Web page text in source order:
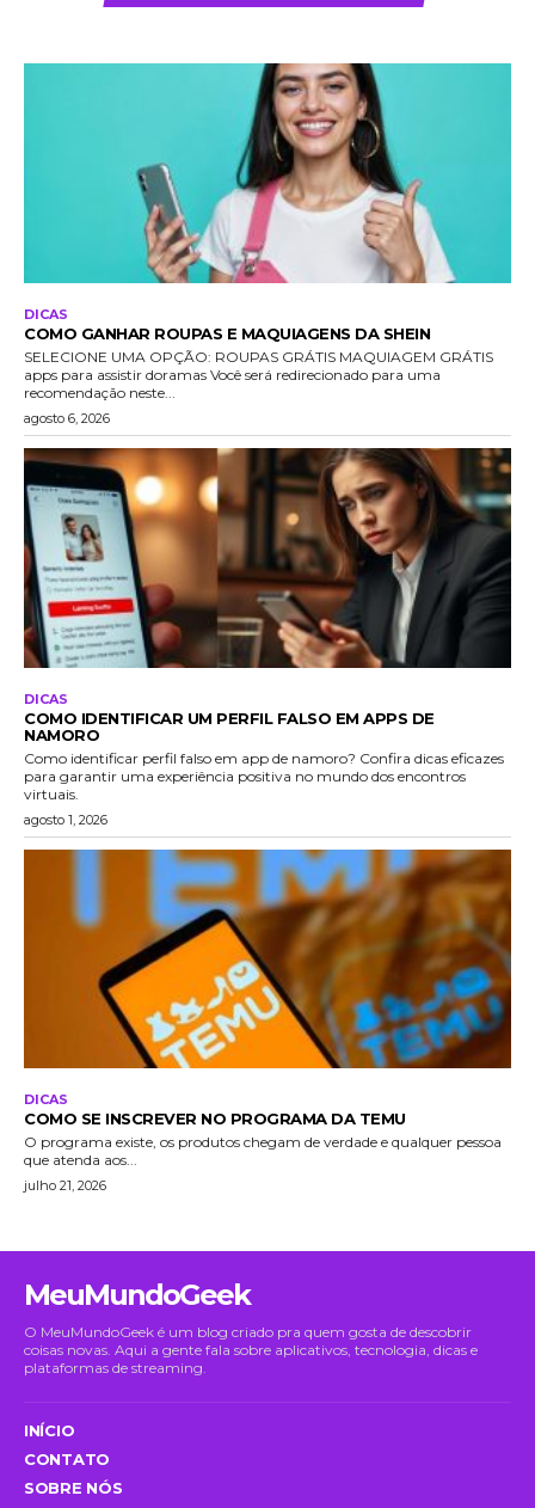
DICAS
COMO GANHAR ROUPAS E MAQUIAGENS DA SHEIN
SELECIONE UMA OPÇÃO: ROUPAS GRÁTIS MAQUIAGEM GRÁTIS
apps para assistir doramas Você será redirecionado para uma
recomendação neste...
agosto 6, 2026
DICAS
COMO IDENTIFICAR UM PERFIL FALSO EM APPS DE
NAMORO
Como identificar perfil falso em app de namoro? Confira dicas eficazes
para garantir uma experiência positiva no mundo dos encontros
virtuais.
agosto 1, 2026
DICAS
COMO SE INSCREVER NO PROGRAMA DA TEMU
O programa existe, os produtos chegam de verdade e qualquer pessoa
que atenda aos...
julho 21, 2026
MeuMundoGeek
O MeuMundoGeek é um blog criado pra quem gosta de descobrir
coisas novas. Aqui a gente fala sobre aplicativos, tecnologia, dicas e
plataformas de streaming.
INÍCIO
CONTATO
SOBRE NÓS